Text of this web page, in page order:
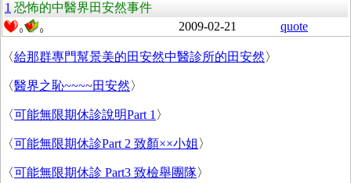
1 恐怖的中醫界田安然事件
0 0 2009-02-21 quote
〈給那群專門幫景美的田安然中醫診所的田安然〉
〈醫界之恥~~~~田安然〉
〈可能無限期休診說明Part 1〉
〈可能無限期休診Part 2 致顏××小姐 〉
〈可能無限期休診 Part3 致檢舉團隊〉